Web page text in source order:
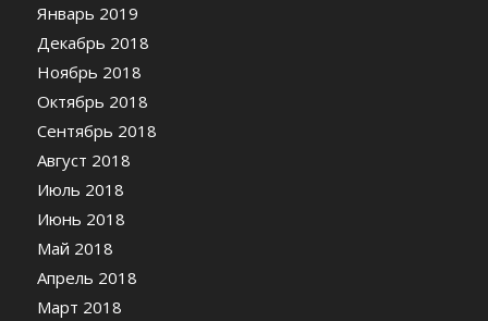
Январь 2019
Декабрь 2018
Ноябрь 2018
Октябрь 2018
Сентябрь 2018
Август 2018
Июль 2018
Июнь 2018
Май 2018
Апрель 2018
Март 2018